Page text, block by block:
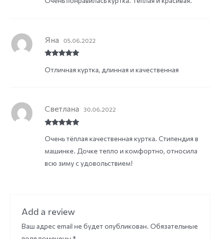
of 5
Яна 05.06.2022
Отличная куртка, длинная и качественная
of 5
Светлана 30.06.2022
Очень тёплая качественная куртка. Стипендия в
машинке. Дочке тепло и комфортно, относила
всю зиму с удовольствием!
Add a review
Ваш адрес email не будет опубликован. Обязательные